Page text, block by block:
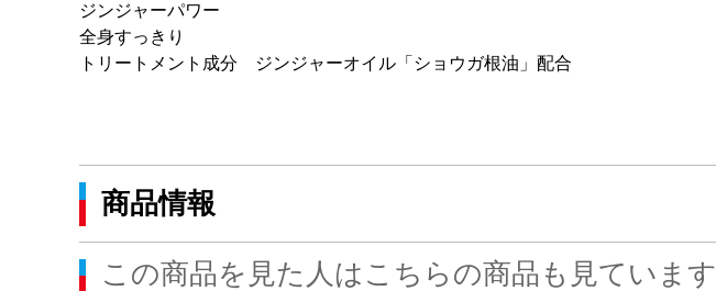
ジンジャーパワー
全身すっきり
トリートメント成分 ジンジャーオイル「ショウガ根油」配合
商品情報
この商品を見た人はこちらの商品も見ています